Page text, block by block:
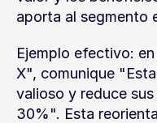
aporta al segmento
Ejemplo efectivo:
X", comunique
valioso y reduce
30%". Esta